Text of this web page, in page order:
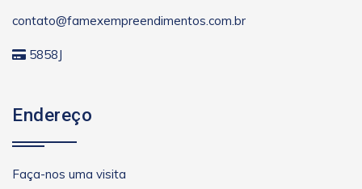
contato@famexempreendimentos.com.br
5858J
Endereço
Faça-nos uma visita